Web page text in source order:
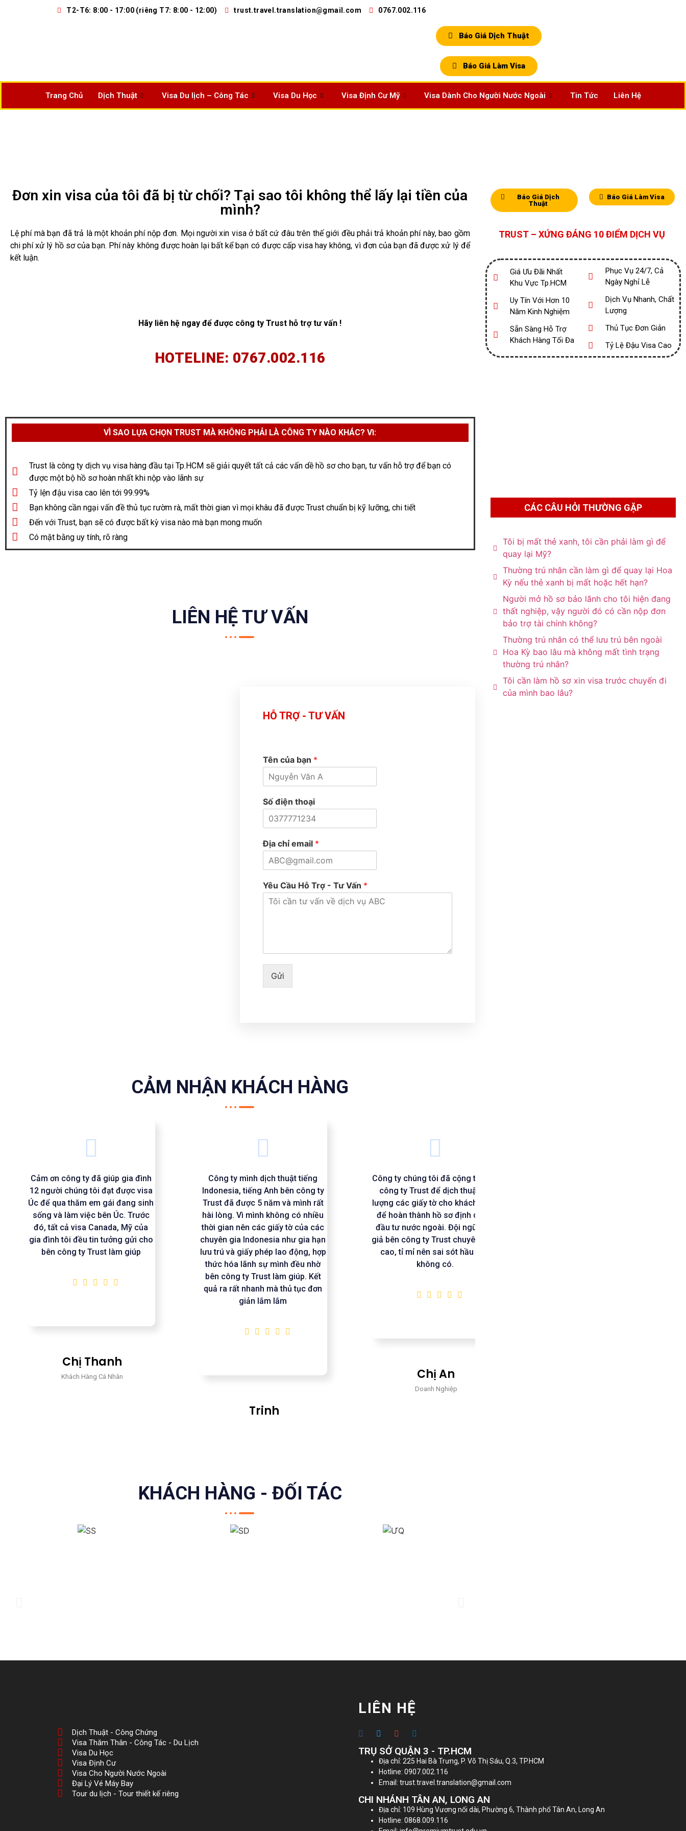
T2-T6: 8:00 - 17:00 (riêng T7: 8:00 - 12:00) trust.travel.translation@gmail.com 0767.002.116
Báo Giá Dịch Thuật
Báo Giá Làm Visa
Trang Chủ Dịch Thuật Visa Du lịch – Công Tác Visa Du Học Visa Định Cư Mỹ Visa Dành Cho Người Nước Ngoài Tin Tức Liên Hệ
Đơn xin visa của tôi đã bị từ chối? Tại sao tôi không thể lấy lại tiền của
mình?
Lệ phí mà bạn đã trả là một khoản phí nộp đơn. Mọi người xin visa ở bất cứ đâu trên thế giới đều phải trả khoản phí này, bao gồm
chi phí xử lý hồ sơ của bạn. Phí này không được hoàn lại bất kể bạn có được cấp visa hay không, vì đơn của bạn đã được xử lý để
kết luận.
Hãy liên hệ ngay để được công ty Trust hỗ trợ tư vấn !
HOTELINE: 0767.002.116
VÌ SAO LỰA CHỌN TRUST MÀ KHÔNG PHẢI LÀ CÔNG TY NÀO KHÁC? Vì:
Trust là công ty dịch vụ visa hàng đầu tại Tp.HCM sẽ giải quyết tất cả các vấn dề hồ sơ cho bạn, tư vấn hỗ trợ để bạn có
được một bộ hồ sơ hoàn nhất khi nộp vào lãnh sự
Tỷ lện đậu visa cao lên tới 99.99%
Bạn không cần ngại vấn đề thủ tục rườm rà, mất thời gian vì mọi khâu đã được Trust chuẩn bị kỹ lưỡng, chi tiết
Đến với Trust, bạn sẽ có được bất kỳ visa nào mà bạn mong muốn
Có mặt bằng uy tính, rõ ràng
LIÊN HỆ TƯ VẤN
HỖ TRỢ - TƯ VẤN
Tên của bạn *
Số điện thoại
Địa chỉ email *
Yêu Cầu Hỗ Trợ - Tư Vấn *
Gửi
CẢM NHẬN KHÁCH HÀNG
Chị Thanh
Khách Hàng Cá Nhân
Cảm ơn công ty đã giúp gia đình
12 người chúng tôi đạt được visa
Úc để qua thăm em gái đang sinh
sống và làm việc bên Úc. Trước
đó, tất cả visa Canada, Mỹ của
gia đình tôi đều tin tưởng gửi cho
bên công ty Trust làm giúp
Trinh
Công ty mình dịch thuật tiếng
Indonesia, tiếng Anh bên công ty
Trust đã được 5 năm và mình rất
hài lòng. Vì mình không có nhiều
thời gian nên các giấy tờ của các
chuyên gia Indonesia như gia hạn
lưu trú và giấy phép lao động, hợp
thức hóa lãnh sự mình đều nhờ
bên công ty Trust làm giúp. Kết
quả ra rất nhanh mà thủ tục đơn
giản lắm lắm
Chị An
Doanh Nghiệp
Công ty chúng tôi đã cộng tác với
công ty Trust để dịch thuật số
lượng các giấy tờ cho khách hàng
để hoàn thành hồ sơ định cư và
đầu tư nước ngoài. Đội ngũ dịch
giả bên công ty Trust chuyên môn
cao, tỉ mỉ nên sai sót hầu như
không có.
KHÁCH HÀNG - ĐỐI TÁC
Báo Giá Dịch
Thuật
Báo Giá Làm Visa
TRUST – XỨNG ĐÁNG 10 ĐIỂM DỊCH VỤ
Giá Ưu Đãi Nhất
Khu Vực Tp.HCM
Uy Tín Với Hơn 10
Năm Kinh Nghiệm
Sẵn Sàng Hỗ Trợ
Khách Hàng Tối Đa
Phục Vụ 24/7, Cả
Ngày Nghỉ Lễ
Dịch Vụ Nhanh, Chất
Lượng
Thủ Tục Đơn Giản
Tỷ Lệ Đậu Visa Cao
CÁC CÂU HỎI THƯỜNG GẶP
Tôi bị mất thẻ xanh, tôi cần phải làm gì để
quay lại Mỹ?
Thường trú nhân cần làm gì để quay lại Hoa
Kỳ nếu thẻ xanh bị mất hoặc hết hạn?
Người mở hồ sơ bảo lãnh cho tôi hiện đang
thất nghiệp, vậy người đó có cần nộp đơn
bảo trợ tài chính không?
Thường trú nhân có thể lưu trú bên ngoài
Hoa Kỳ bao lâu mà không mất tình trạng
thường trú nhân?
Tôi cần làm hồ sơ xin visa trước chuyến đi
của mình bao lâu?
Dịch Thuật - Công Chứng
Visa Thăm Thân - Công Tác - Du Lịch
Visa Du Học
Visa Định Cư
Visa Cho Người Nước Ngoài
Đại Lý Vé Máy Bay
Tour du lịch - Tour thiết kế riêng
LIÊN HỆ
TRỤ SỞ QUẬN 3 - TP.HCM
Địa chỉ: 225 Hai Bà Trưng, P. Võ Thị Sáu, Q.3, TP.HCM
Hotline: 0907.002.116
Email: trust.travel.translation@gmail.com
CHI NHÁNH TÂN AN, LONG AN
Địa chỉ: 109 Hùng Vương nối dài, Phường 6, Thành phố Tân An, Long An
Hotline: 0868.009.116